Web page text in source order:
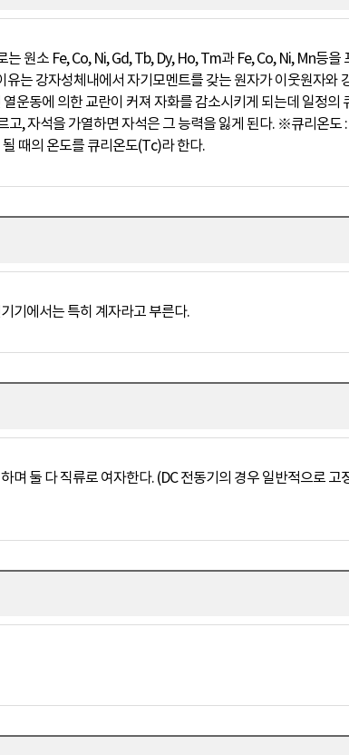
원소 Fe, Co, Ni, Gd, Tb, Dy, Ho, Tm과 Fe, Co, Ni, Mn등을
는 강자성체내에서 자기모멘트를 갖는 원자가 이웃원자와
운동에 의한 교란이 커져 자화를 감소시키게 되는데 일정의
, 자석을 가열하면 자석은 그 능력을 잃게 된다. ※큐리온도
때의 온도를 큐리온도(Tc)라 한다.
기에서는 특히 계자라고 부른다.
며 둘 다 직류로 여자한다. (DC 전동기의 경우 일반적으로